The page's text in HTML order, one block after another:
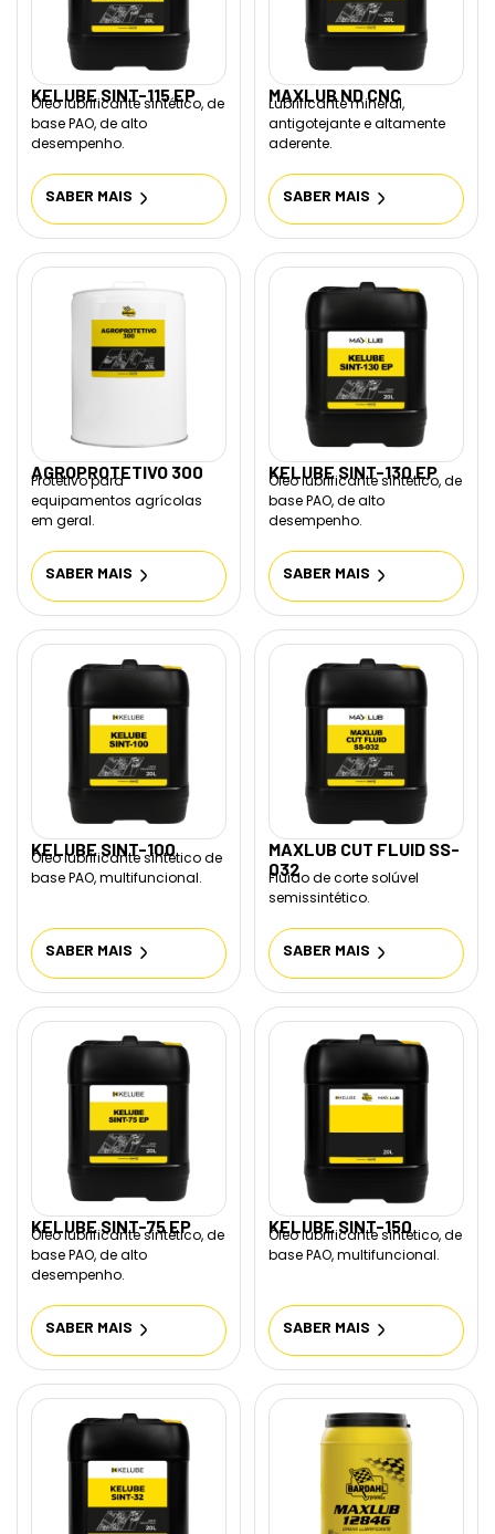
KELUBE SINT-115 EP
Óleo lubrificante sintético, de
base PAO, de alto
desempenho.
SABER MAIS
MAXLUB ND CNC
Lubrificante mineral,
antigotejante e altamente
aderente.
SABER MAIS
AGROPROTETIVO 300
Protetivo para
equipamentos agrícolas
em geral.
SABER MAIS
KELUBE SINT-130 EP
Óleo lubrificante sintético, de
base PAO, de alto
desempenho.
SABER MAIS
KELUBE SINT-100
Óleo lubrificante sintético de
base PAO, multifuncional.
SABER MAIS
MAXLUB CUT FLUID SS-
032
Fluido de corte solúvel
semissintético.
SABER MAIS
KELUBE SINT-75 EP
Óleo lubrificante sintético, de
base PAO, de alto
desempenho.
SABER MAIS
KELUBE SINT-150
Óleo lubrificante sintético, de
base PAO, multifuncional.
SABER MAIS